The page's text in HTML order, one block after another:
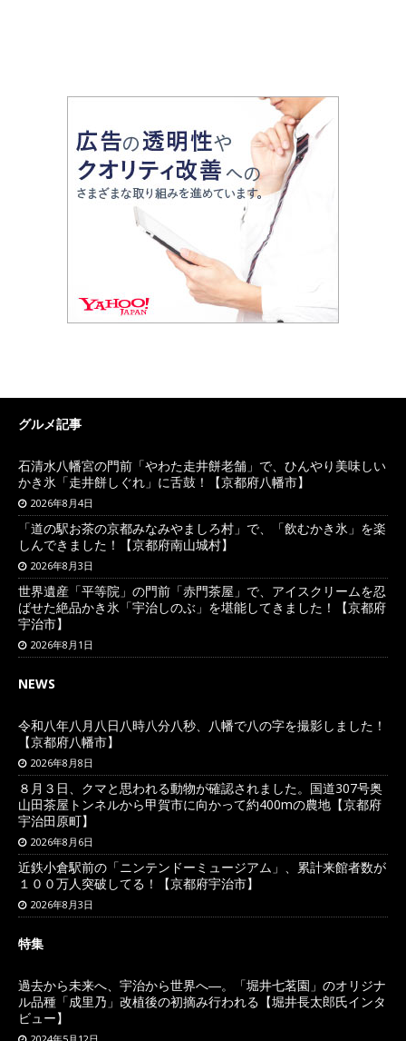
グルメ記事
石清水八幡宮の門前「やわた走井餅老舗」で、ひんやり美味しい
かき氷「走井餅しぐれ」に舌鼓！【京都府八幡市】
2026年8月4日
「道の駅お茶の京都みなみやましろ村」で、「飲むかき氷」を楽
しんできました！【京都府南山城村】
2026年8月3日
世界遺産「平等院」の門前「赤門茶屋」で、アイスクリームを忍
ばせた絶品かき氷「宇治しのぶ」を堪能してきました！【京都府
宇治市】
2026年8月1日
NEWS
令和八年八月八日八時八分八秒、八幡で八の字を撮影しました！
【京都府八幡市】
2026年8月8日
８月３日、クマと思われる動物が確認されました。国道307号奥
山田茶屋トンネルから甲賀市に向かって約400mの農地【京都府
宇治田原町】
2026年8月6日
近鉄小倉駅前の「ニンテンドーミュージアム」、累計来館者数が
１００万人突破してる！【京都府宇治市】
2026年8月3日
特集
過去から未来へ、宇治から世界へ―。「堀井七茗園」のオリジナ
ル品種「成里乃」改植後の初摘み行われる【堀井長太郎氏インタ
ビュー】